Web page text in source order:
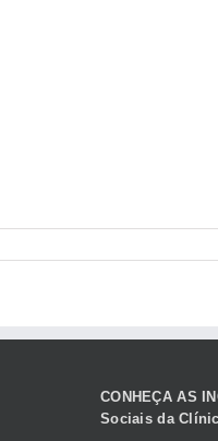
CONHEÇA AS
Sociais da